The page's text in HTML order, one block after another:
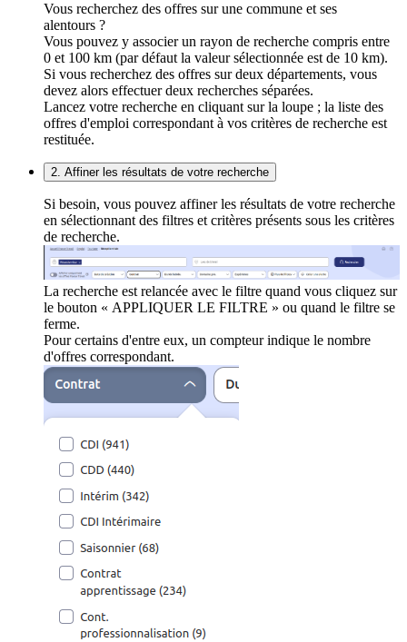
Vous recherchez des offres sur une commune et ses
alentours ?
Vous pouvez y associer un rayon de recherche compris entre
0 et 100 km (par défaut la valeur sélectionnée est de 10 km).
Si vous recherchez des offres sur deux départements, vous
devez alors effectuer deux recherches séparées.
Lancez votre recherche en cliquant sur la loupe ; la liste des
offres d'emploi correspondant à vos critères de recherche est
restituée.
2. Affiner les résultats de votre recherche
Si besoin, vous pouvez affiner les résultats de votre recherche
en sélectionnant des filtres et critères présents sous les critères
de recherche.
La recherche est relancée avec le filtre quand vous cliquez sur
le bouton « APPLIQUER LE FILTRE » ou quand le filtre se
ferme.
Pour certains d'entre eux, un compteur indique le nombre
d'offres correspondant.